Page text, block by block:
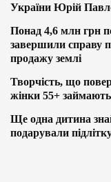
України Юрій
Понад 4,6 млн грн
завершили справу
продажу землі
Творчість, що
жінки 55+
Ще одна дитина
подарували